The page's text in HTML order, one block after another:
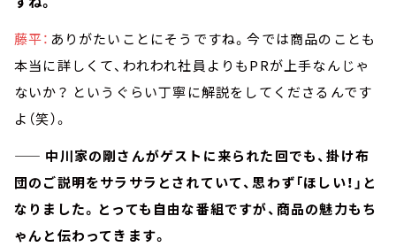
藤平： ありがたいことにそうですね。今では商品のことも
本当に詳しくて、われわれ社員よりもPRが上手なんじゃ
ないか？ というぐらい丁寧に解説をしてくださるんです
よ（笑）。
—— 中川家の剛さんがゲストに来られた回でも、掛け布
団のご説明をサラサラとされていて、思わず「ほしい！」と
なりました。とっても自由な番組ですが、商品の魅力もち
ゃんと伝わってきます。